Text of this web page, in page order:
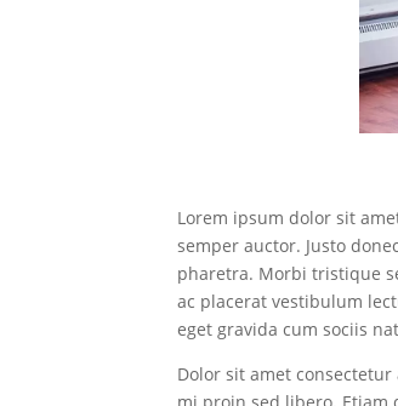
Lorem ipsum dolor sit
semper auctor. Justo
pharetra. Morbi tristique
ac placerat vestibulum
eget gravida cum sociis
Dolor sit amet